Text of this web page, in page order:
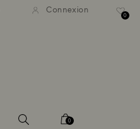
Livraison standard
une commande supérieure à
Connexion
0
0